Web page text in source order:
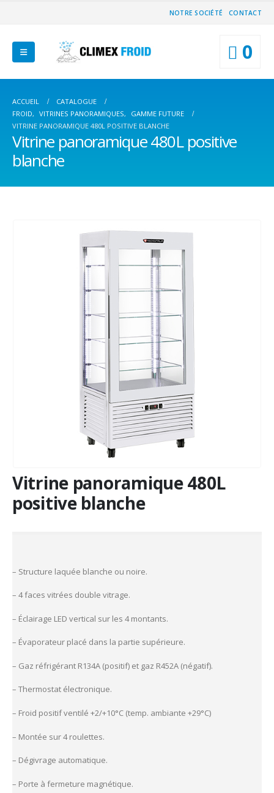
NOTRE SOCIÉTÉ CONTACT
0
ACCUEIL
CATALOGUE
FROID, VITRINES PANORAMIQUES,
GAMME FUTURE
VITRINE PANORAMIQUE 480L POSITIVE BLANCHE
Vitrine panoramique 480L positive
blanche
Vitrine panoramique 480L
positive blanche
– Structure laquée blanche ou noire.
– 4 faces vitrées double vitrage.
– Éclairage LED vertical sur les 4 montants.
– Évaporateur placé dans la partie supérieure.
– Gaz réfrigérant R134A (positif) et gaz R452A (négatif).
– Thermostat électronique.
– Froid positif ventilé +2/+10°C (temp. ambiante +29°C)
– Montée sur 4 roulettes.
– Dégivrage automatique.
– Porte à fermeture magnétique.